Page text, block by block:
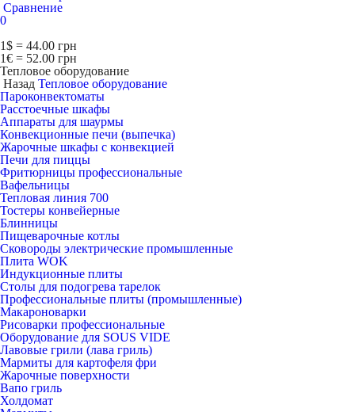
Сравнение
0
1$ = 44.00 грн
1€ = 52.00 грн
Тепловое оборудование
Назад Тепловое оборудование
Пароконвектоматы
Расcтоечные шкафы
Аппараты для шаурмы
Конвекционные печи (выпечка)
Жарочные шкафы с конвекцией
Печи для пиццы
Фритюрницы профессиональные
Вафельницы
Тепловая линия 700
Тостеры конвейерные
Блинницы
Пищеварочные котлы
Сковороды электрические промышленные
Плита WOK
Индукционные плиты
Столы для подогрева тарелок
Профессиональные плиты (промышленные)
Макароноварки
Рисоварки профессиональные
Оборудование для SOUS VIDE
Лавовые грили (лава гриль)
Мармиты для картофеля фри
Жарочные поверхности
Вапо гриль
Холдомат